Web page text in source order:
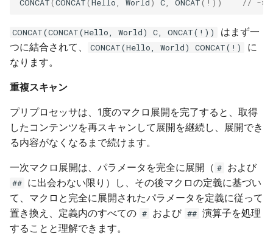
CONCAT(CONCAT(Hello, World) C, ONCAT(!))
はまず一
つに結合されて、
CONCAT(Hello, World) CONCAT(!)
に
なります。
重複スキャン
プリプロセッサは、1度のマクロ展開を完了すると、取得
したコンテンツを再スキャンして展開を継続し、展開でき
る内容がなくなるまで続けます。
一次マクロ展開は、パラメータを完全に展開（ # および
## に出会わない限り）し、その後マクロの定義に基づい
て、マクロと完全に展開されたパラメータを定義に従って
置き換え、定義内のすべての # および ## 演算子を処理
することと理解できます。